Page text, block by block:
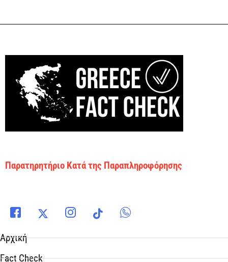
Παρατηρητήριο Κατά της Παραπληροφόρησης
Αρχική
Fact Check